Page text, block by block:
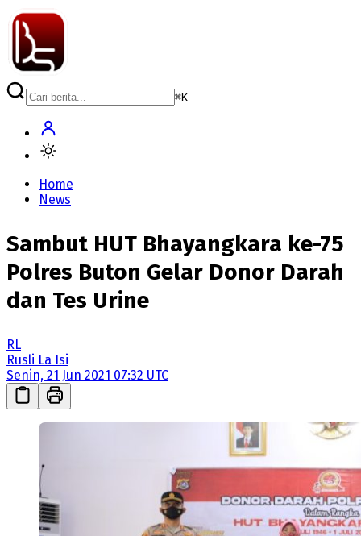
⌘K
Home
News
Sambut HUT Bhayangkara ke-75
Polres Buton Gelar Donor Darah
dan Tes Urine
RL
Rusli La Isi
Senin, 21 Jun 2021 07:32 UTC